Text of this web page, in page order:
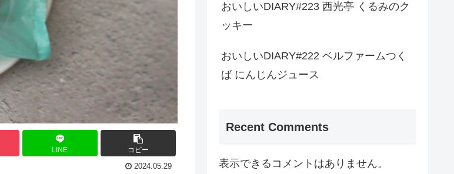
LINE コピー
2024.05.29
おいしいDIARY#223 西光亭 くるみのク
ッキー
おいしいDIARY#222 ベルファームつく
ば にんじんジュース
Recent Comments
表示できるコメントはありません。